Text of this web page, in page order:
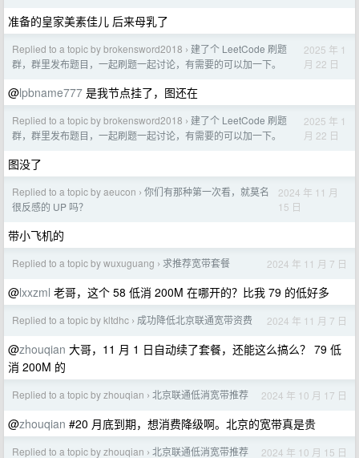
准备的皇家美素佳儿 后来母乳了
Replied to a topic by brokensword2018 › 建了个 LeetCode 刷题
群，群里发布题目，一起刷题一起讨论，有需要的可以加一下。
2025 年 1
月 22 日
@lpbname777 是我节点挂了，图还在
Replied to a topic by brokensword2018 › 建了个 LeetCode 刷题
群，群里发布题目，一起刷题一起讨论，有需要的可以加一下。
2025 年 1
月 22 日
图没了
Replied to a topic by aeucon › 你们有那种第一次看，就莫名
很反感的 UP 吗？
2024 年 11 月
15 日
带小飞机的
Replied to a topic by wuxuguang › 求推荐宽带套餐 2024 年 11 月 7 日
@lxxzml 老哥，这个 58 低消 200M 在哪开的？比我 79 的低好多
Replied to a topic by kltdhc › 成功降低北京联通宽带资费 2024 年 11 月 7 日
@zhouqian 大哥，11 月 1 日自动续了套餐，还能这么搞么？ 79 低
消 200M 的
Replied to a topic by zhouqian › 北京联通低消宽带推荐 2024 年 10 月 17 日
@zhouqian #20 月底到期，想消费降级啊。北京的宽带真是贵
Replied to a topic by zhouqian › 北京联通低消宽带推荐 2024 年 10 月 15 日